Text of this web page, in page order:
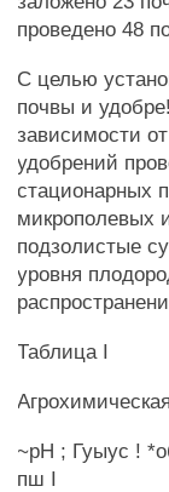
проведено 48
С целью
почвы и
зависимости
удобрений
стационарных
микрополевых
подзолистые
уровня
Таблица I
~рН ; Гуыус !
пш I